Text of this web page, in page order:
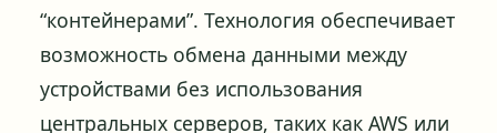
“контейнерами”. Технология обеспечивает
возможность обмена данными между
устройствами без использования
центральных серверов, таких как AWS или